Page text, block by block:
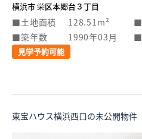
横浜市 栄区本郷台３丁目
土地面積 128.51m²
築年数
1990年03月
見学予約可能
東宝ハウス横浜西口の未公開物件